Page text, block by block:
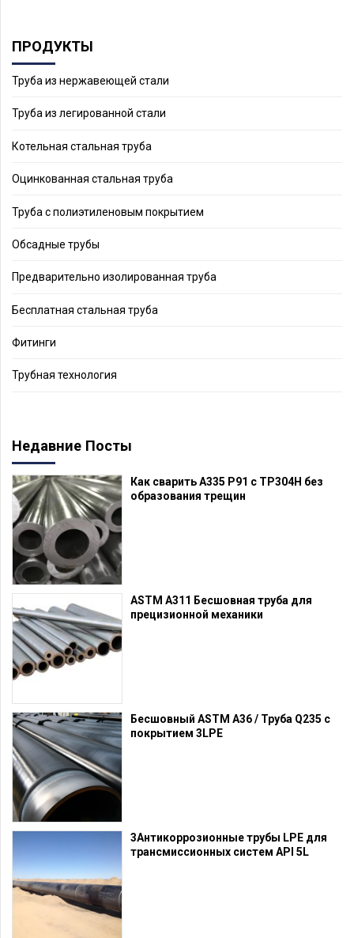
ПРОДУКТЫ
Труба из нержавеющей стали
Труба из легированной стали
Котельная стальная труба
Оцинкованная стальная труба
Труба с полиэтиленовым покрытием
Обсадные трубы
Предварительно изолированная труба
Бесплатная стальная труба
Фитинги
Трубная технология
Недавние Посты
Как сварить A335 P91 с TP304H без
образования трещин
ASTM A311 Бесшовная труба для
прецизионной механики
Бесшовный ASTM A36 / Труба Q235 с
покрытием 3LPE
3Антикоррозионные трубы LPE для
трансмиссионных систем API 5L